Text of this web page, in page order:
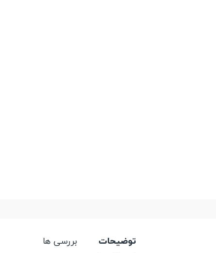
توضیحات بررسی ها